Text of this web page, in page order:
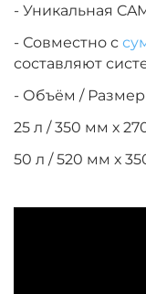
- Уникальная
- Совместно с
составляют
- Объём /
25 л / 350 мм х
50 л / 520 мм х